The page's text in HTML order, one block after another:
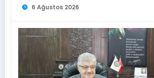
6 Ağustos 2026